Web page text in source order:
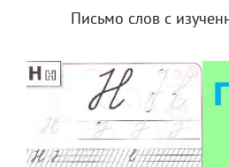
Письмо слов с